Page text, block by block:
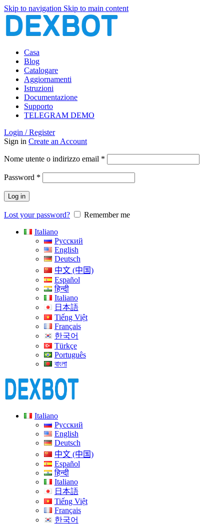
Skip to navigation Skip to main content
Casa
Blog
Catalogare
Aggiornamenti
Istruzioni
Documentazione
Supporto
TELEGRAM DEMO
Login / Register
Sign in Create an Account
Nome utente o indirizzo email *
Password *
Log in
Lost your password?
Remember me
Italiano
Русский
English
Deutsch
中文 (中国)
Español
हिन्दी
Italiano
日本語
Tiếng Việt
Français
한국어
Türkçe
Português
বাংলা
Italiano
Русский
English
Deutsch
中文 (中国)
Español
हिन्दी
Italiano
日本語
Tiếng Việt
Français
한국어